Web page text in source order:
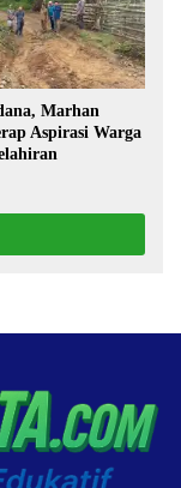
Marhan
Aspirasi Warga